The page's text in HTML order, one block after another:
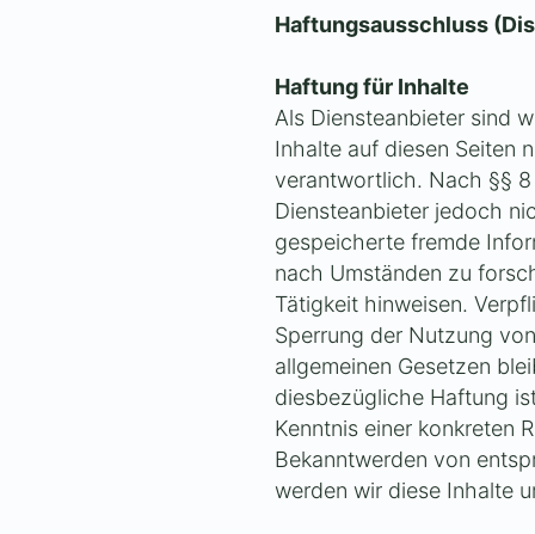
Haftungsausschluss
Haftung für Inhalte
Als Diensteanbieter sind
Inhalte auf diesen Seiten
verantwortlich. Nach §§
Diensteanbieter jedoch
gespeicherte fremde
nach Umständen zu
Tätigkeit hinweisen.
Sperrung der Nutzung
allgemeinen Gesetzen
diesbezügliche Haftung
Kenntnis einer konkreten
Bekanntwerden von
werden wir diese Inhalte